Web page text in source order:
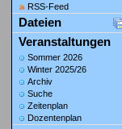
RSS-Feed
Dateien
Veranstaltungen
Sommer 2026
Winter 2025/26
Archiv
Suche
Zeitenplan
Dozentenplan